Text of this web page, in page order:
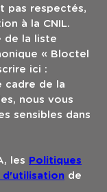
pas respectés,
à la CNIL.
de la liste
« Bloctel
ici :
cadre de la
nous vous
sensibles dans
les Politiques
d'utilisation de